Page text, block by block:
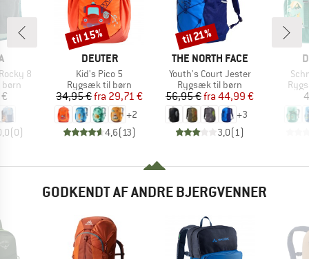
8
(0)
MÆRKE
DEUTER
Artikel
Kid's Pico 5
Produktgruppe
Rygsæk til børn
Pris
34,95 € Nedsat pris
fra 29,71 €
+2
4,6(13)
Rabat
til 15%
MÆRKE
THE NORTH FACE
Artikel
Youth's Court Jester
Produktgruppe
Rygsæk til børn
Pris
56,95 € Nedsat pris
fra 44,99 €
+3
3,0(1 )
Rabat
til 21%
GODKENDT AF ANDRE BJERGVENNER